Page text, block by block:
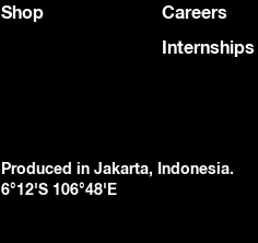
Shop
Careers
Internships
Produced in Jakarta, Indonesia.
6°12'S 106°48'E